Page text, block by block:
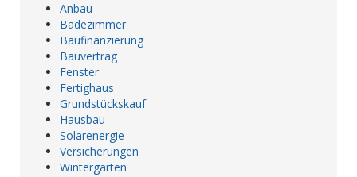
Anbau
Badezimmer
Baufinanzierung
Bauvertrag
Fenster
Fertighaus
Grundstückskauf
Hausbau
Solarenergie
Versicherungen
Wintergarten